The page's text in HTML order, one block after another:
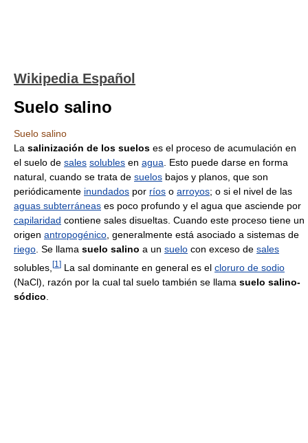
Wikipedia Español
Suelo salino
Suelo salino
La salinización de los suelos es el proceso de acumulación en
el suelo de sales solubles en agua . Esto puede darse en forma
natural, cuando se trata de suelos bajos y planos, que son
periódicamente inundados por ríos o arroyos; o si el nivel de las
aguas subterráneas es poco profundo y el agua que asciende por
capilaridad contiene sales disueltas. Cuando este proceso tiene un
origen antropogénico , generalmente está asociado a sistemas de
riego . Se llama suelo salino a un suelo con exceso de sales
solubles, [1 ] La sal dominante en general es el cloruro de sodio
(NaCl), razón por la cual tal suelo también se llama suelo salino-
sódico